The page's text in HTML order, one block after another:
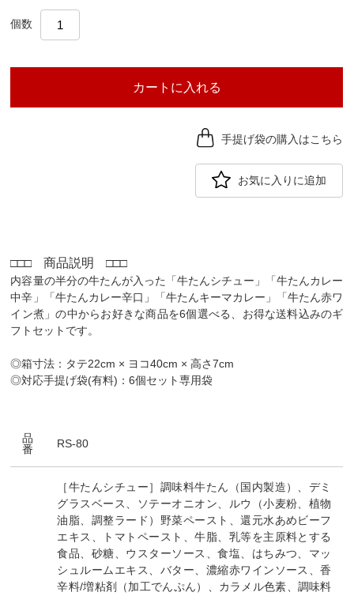
個数
カートに入れる
手提げ袋の購入はこちら
お気に入りに追加
□□□商品説明 □□□
内容量の半分の牛たんが入った「牛たんシチュー」「牛たんカレー
中辛」「牛たんカレー辛口」「牛たんキーマカレー」「牛たん赤ワ
イン煮」の中からお好きな商品を6個選べる、お得な送料込みのギ
フトセットです。
◎箱寸法：タテ22cm × ヨコ40cm × 高さ7cm
◎対応手提げ袋(有料)：6個セット専用袋
品
番
RS-80
［牛たんシチュー］調味料牛たん（国内製造）、デミ
グラスベース、ソテーオニオン、ルウ（小麦粉、植物
油脂、調整ラード）野菜ペースト、還元水あめビーフ
エキス、トマトペースト、牛脂、乳等を主原料とする
食品、砂糖、ウスターソース、食塩、はちみつ、マッ
シュルームエキス、バター、濃縮赤ワインソース、香
辛料/増粘剤（加工でんぷん）、カラメル色素、調味料